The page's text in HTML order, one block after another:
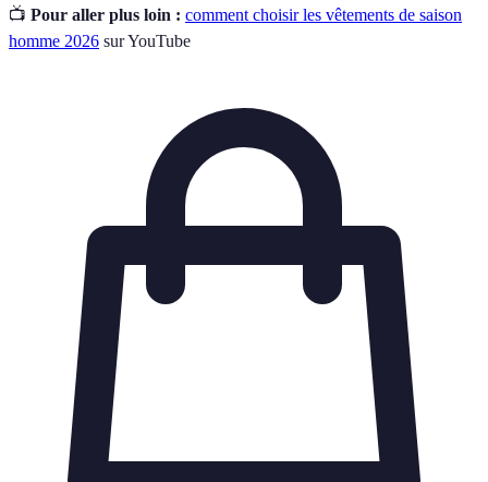
📺 Pour aller plus loin : comment choisir les vêtements de saison
homme 2026 sur YouTube